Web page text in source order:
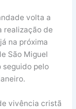
volta a
realização de
na próxima
São Miguel
seguido pelo
vivência cristã